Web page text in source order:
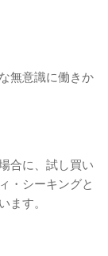
無意識に働きか
合に、試し買い
・シーキングと
ます。